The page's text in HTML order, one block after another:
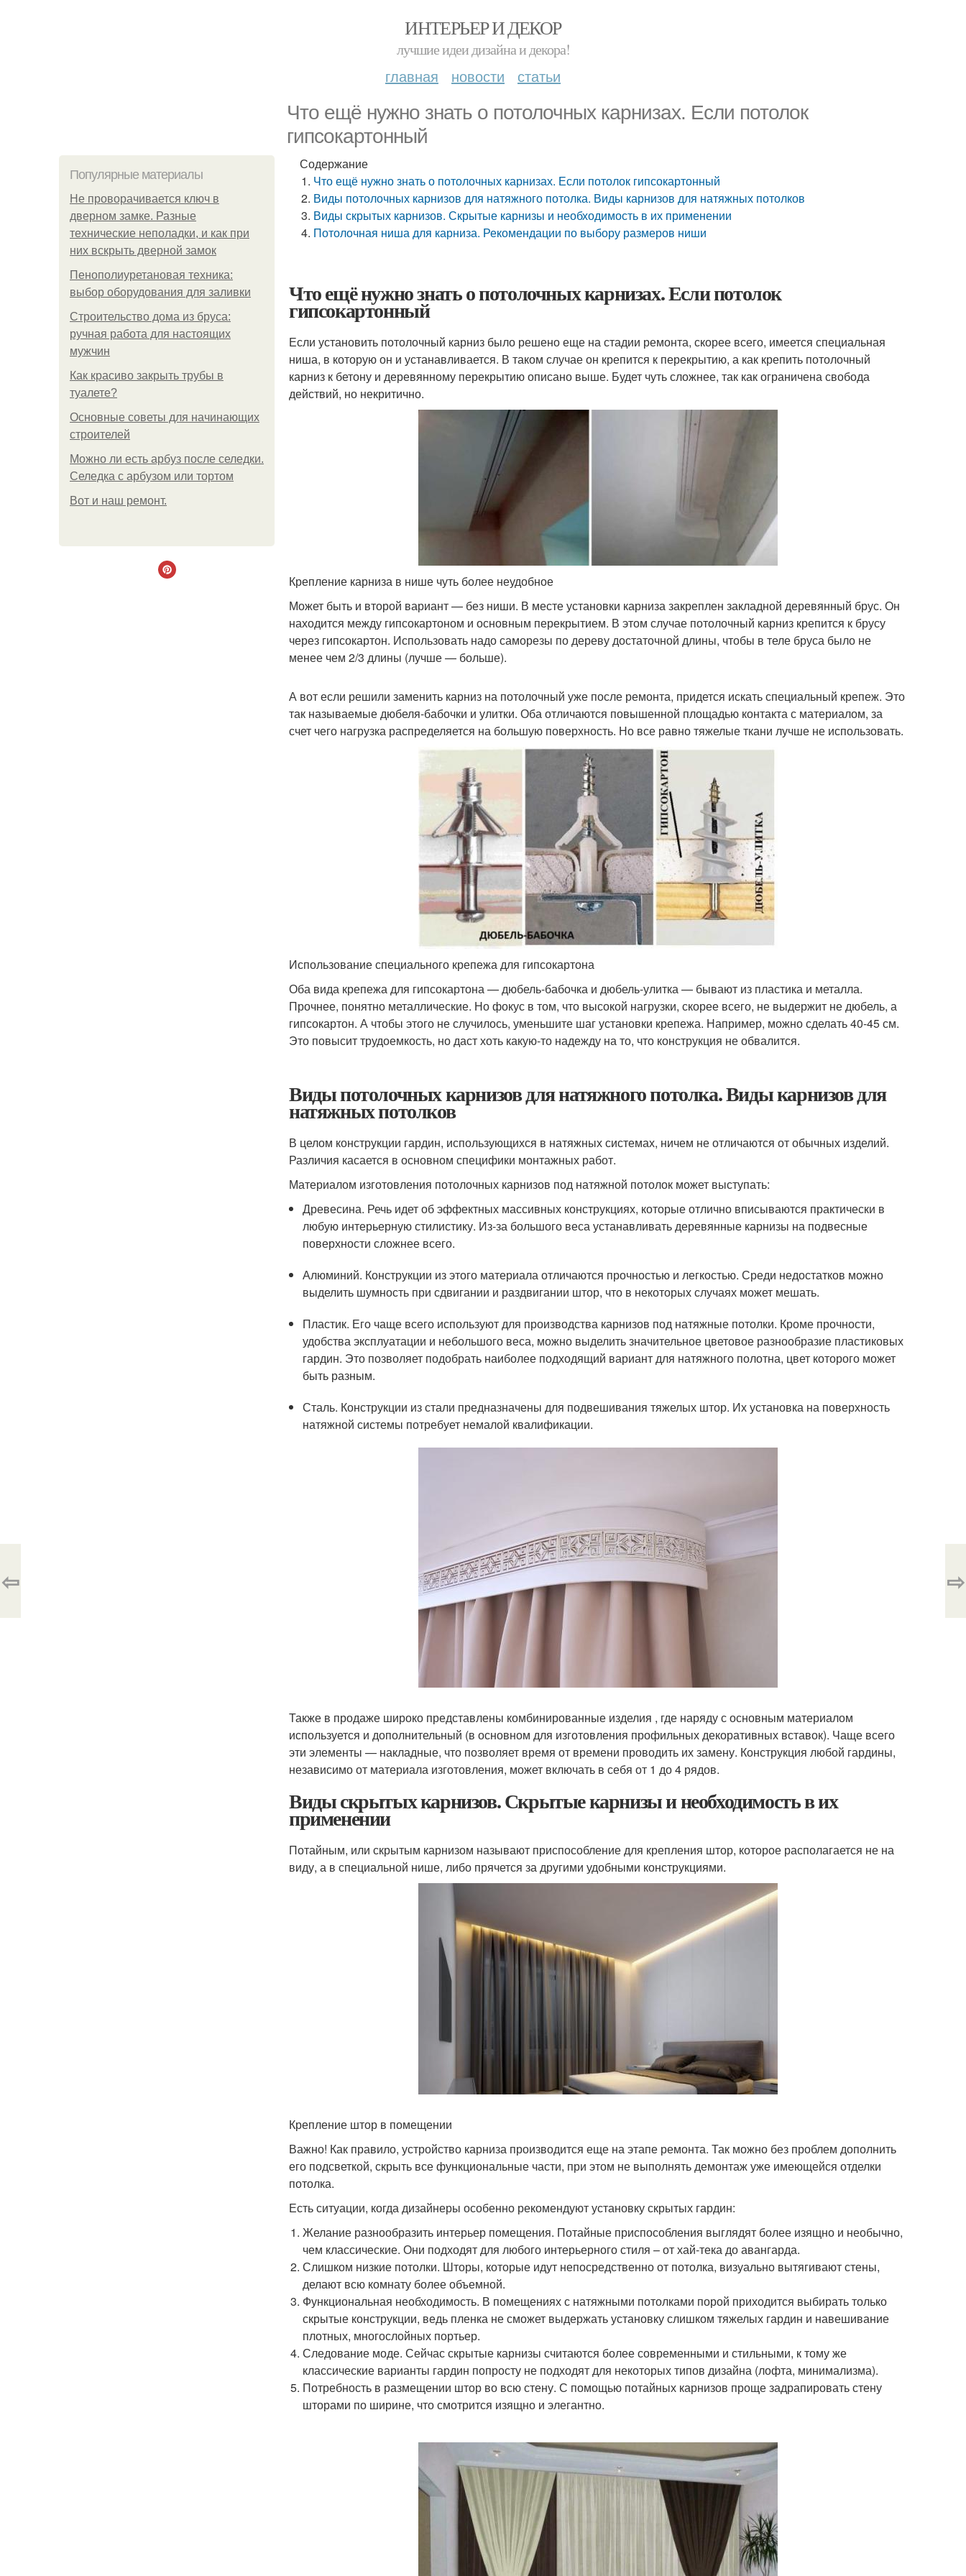
ИНТЕРЬЕР И ДЕКОР
лучшие идеи дизайна и декора!
главная новости статьи
Что ещё нужно знать о потолочных карнизах. Если потолок
гипсокартонный
Популярные материалы
Не проворачивается ключ в
дверном замке. Разные
технические неполадки, и как при
них вскрыть дверной замок
Пенополиуретановая техника:
выбор оборудования для заливки
Строительство дома из бруса:
ручная работа для настоящих
мужчин
Как красиво закрыть трубы в
туалете?
Основные советы для начинающих
строителей
Можно ли есть арбуз после селедки.
Селедка с арбузом или тортом
Boт и наш ремoнт.
Содержание
Что ещё нужно знать о потолочных карнизах. Если потолок гипсокартонный
Виды потолочных карнизов для натяжного потолка. Виды карнизов для натяжных потолков
Виды скрытых карнизов. Скрытые карнизы и необходимость в их применении
Потолочная ниша для карниза. Рекомендации по выбору размеров ниши
Что ещё нужно знать о потолочных карнизах. Если потолок
гипсокартонный
Если установить потолочный карниз было решено еще на стадии ремонта, скорее всего, имеется специальная
ниша, в которую он и устанавливается. В таком случае он крепится к перекрытию, а как крепить потолочный
карниз к бетону и деревянному перекрытию описано выше. Будет чуть сложнее, так как ограничена свобода
действий, но некритично.
Крепление карниза в нише чуть более неудобное
Может быть и второй вариант — без ниши. В месте установки карниза закреплен закладной деревянный брус. Он
находится между гипсокартоном и основным перекрытием. В этом случае потолочный карниз крепится к брусу
через гипсокартон. Использовать надо саморезы по дереву достаточной длины, чтобы в теле бруса было не
менее чем 2/3 длины (лучше — больше).
А вот если решили заменить карниз на потолочный уже после ремонта, придется искать специальный крепеж. Это
так называемые дюбеля-бабочки и улитки. Оба отличаются повышенной площадью контакта с материалом, за
счет чего нагрузка распределяется на большую поверхность. Но все равно тяжелые ткани лучше не использовать.
Использование специального крепежа для гипсокартона
Оба вида крепежа для гипсокартона — дюбель-бабочка и дюбель-улитка — бывают из пластика и металла.
Прочнее, понятно металлические. Но фокус в том, что высокой нагрузки, скорее всего, не выдержит не дюбель, а
гипсокартон. А чтобы этого не случилось, уменьшите шаг установки крепежа. Например, можно сделать 40-45 см.
Это повысит трудоемкость, но даст хоть какую-то надежду на то, что конструкция не обвалится.
Виды потолочных карнизов для натяжного потолка. Виды карнизов для
натяжных потолков
В целом конструкции гардин, использующихся в натяжных системах, ничем не отличаются от обычных изделий.
Различия касается в основном специфики монтажных работ.
Материалом изготовления потолочных карнизов под натяжной потолок может выступать:
Древесина. Речь идет об эффектных массивных конструкциях, которые отлично вписываются практически в
любую интерьерную стилистику. Из-за большого веса устанавливать деревянные карнизы на подвесные
поверхности сложнее всего.
Алюминий. Конструкции из этого материала отличаются прочностью и легкостью. Среди недостатков можно
выделить шумность при сдвигании и раздвигании штор, что в некоторых случаях может мешать.
Пластик. Его чаще всего используют для производства карнизов под натяжные потолки. Кроме прочности,
удобства эксплуатации и небольшого веса, можно выделить значительное цветовое разнообразие пластиковых
гардин. Это позволяет подобрать наиболее подходящий вариант для натяжного полотна, цвет которого может
быть разным.
Сталь. Конструкции из стали предназначены для подвешивания тяжелых штор. Их установка на поверхность
натяжной системы потребует немалой квалификации.
Также в продаже широко представлены комбинированные изделия , где наряду с основным материалом
используется и дополнительный (в основном для изготовления профильных декоративных вставок). Чаще всего
эти элементы — накладные, что позволяет время от времени проводить их замену. Конструкция любой гардины,
независимо от материала изготовления, может включать в себя от 1 до 4 рядов.
Виды скрытых карнизов. Скрытые карнизы и необходимость в их
применении
Потайным, или скрытым карнизом называют приспособление для крепления штор, которое располагается не на
виду, а в специальной нише, либо прячется за другими удобными конструкциями.
Крепление штор в помещении
Важно! Как правило, устройство карниза производится еще на этапе ремонта. Так можно без проблем дополнить
его подсветкой, скрыть все функциональные части, при этом не выполнять демонтаж уже имеющейся отделки
потолка.
Есть ситуации, когда дизайнеры особенно рекомендуют установку скрытых гардин:
Желание разнообразить интерьер помещения. Потайные приспособления выглядят более изящно и необычно,
чем классические. Они подходят для любого интерьерного стиля – от хай-тека до авангарда.
Слишком низкие потолки. Шторы, которые идут непосредственно от потолка, визуально вытягивают стены,
делают всю комнату более объемной.
Функциональная необходимость. В помещениях с натяжными потолками порой приходится выбирать только
скрытые конструкции, ведь пленка не сможет выдержать установку слишком тяжелых гардин и навешивание
плотных, многослойных портьер.
Следование моде. Сейчас скрытые карнизы считаются более современными и стильными, к тому же
классические варианты гардин попросту не подходят для некоторых типов дизайна (лофта, минимализма).
Потребность в размещении штор во всю стену. С помощью потайных карнизов проще задрапировать стену
шторами по ширине, что смотрится изящно и элегантно.
⇦ ⇨